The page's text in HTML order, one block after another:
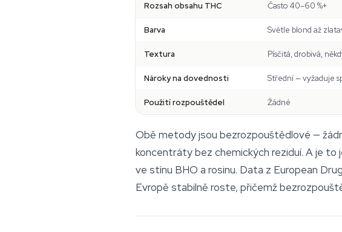
Rozsah obsahu THC Často 40–60 %+
Barva Světle blond až
Textura Písčitá, drobivá,
Nároky na dovednosti Střední — vyžaduje
Použití rozpouštědel Žádné
Obě metody jsou bezrozpouštědlové —
koncentráty bez chemických reziduí. A je to
ve stínu BHO a rosinu. Data z European
Evropě stabilně roste, přičemž